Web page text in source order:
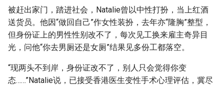
被赶出家门，踏进社会，Natalie曾以中性打扮，当上红酒
送货员。他因“做回自己”作女性装扮，去年亦“隆胸”整型，
但身份证上的男性性别改不了，每次见工换来雇主奇异目
光，问他“你去男厕还是女厕”结果见多份工都落空。
“现两头不到岸，身份证改不了，别人只会觉得你变
态……”Natalie说，已接受香港医生变性手术心理评估，冀尽